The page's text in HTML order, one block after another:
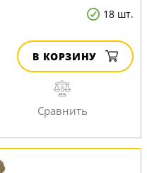
18 шт.
В КОРЗИНУ